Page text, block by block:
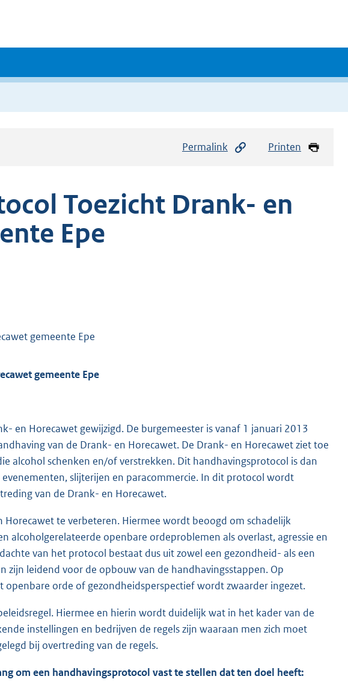
Permalink Printen
Toezicht Drank- en
Epe
gemeente Epe
gemeente Epe
en Horecawet gewijzigd. De burgemeester is vanaf 1 januari 2013
van de Drank- en Horecawet. De Drank- en Horecawet ziet toe
alcohol schenken en/of verstrekken. Dit handhavingsprotocol is dan
slijterijen en paracommercie. In dit protocol wordt
van de Drank- en Horecawet.
te verbeteren. Hiermee wordt beoogd om schadelijk
alcoholgerelateerde openbare ordeproblemen als overlast, agressie en
van het protocol bestaat dus uit zowel een gezondheid- als een
zijn leidend voor de opbouw van de handhavingsstappen. Op
orde of gezondheidsperspectief wordt zwaarder ingezet.
Hiermee en hierin wordt duidelijk wat in het kader van de
instellingen en bedrijven de regels zijn waaraan men zich moet
bij overtreding van de regels.
om een handhavingsprotocol vast te stellen dat ten doel heeft: